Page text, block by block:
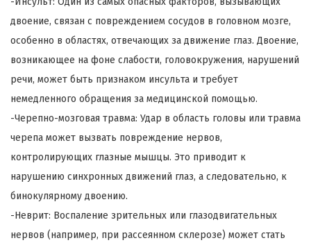
двоение, связан с повреждением сосудов в головном мозге,
особенно в областях, отвечающих за движение глаз. Двоение,
возникающее на фоне слабости, головокружения, нарушений
речи, может быть признаком инсульта и требует
немедленного обращения за медицинской помощью.
-Черепно-мозговая травма: Удар в область головы или травма
черепа может вызвать повреждение нервов,
контролирующих глазные мышцы. Это приводит к
нарушению синхронных движений глаз, а следовательно, к
бинокулярному двоению.
-Неврит: Воспаление зрительных или глазодвигательных
нервов (например, при рассеянном склерозе) может стать